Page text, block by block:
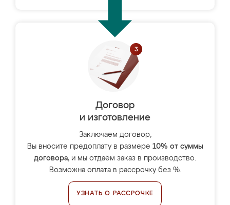
Договор
и изготовление
Заключаем договор,
Вы вносите предоплату в размере 10% от суммы
договора, и мы отдаём заказ в производство.
Возможна оплата в рассрочку без %.
УЗНАТЬ О РАССРОЧКЕ